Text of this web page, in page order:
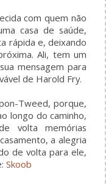
com quem não
casa de saúde,
rápida e, deixando
Ali, tem um
mensagem para
de Harold Fry.
Tweed, porque,
longo do caminho,
volta memórias
a alegria
de volta para ele,
Skoob